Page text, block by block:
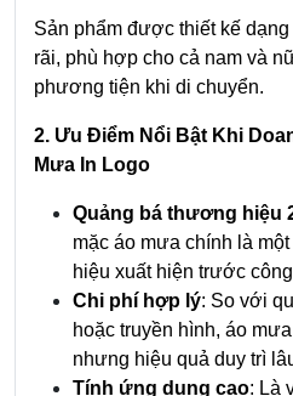
Sản phẩm được thiết kế
rãi, phù hợp cho cả nam và
phương tiện khi di chuyển.
2. Ưu Điểm Nổi Bật Khi
Mưa In Logo
Quảng bá thương hiệu
mặc áo mưa chính là
hiệu xuất hiện trước
Chi phí hợp lý: So với
hoặc truyền hình, áo
nhưng hiệu quả duy trì
Tính ứng dụng cao: Là